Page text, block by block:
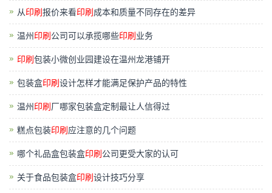
从印刷 报价来看印刷 成本和质量不同存在的差异
温州 印刷 公司可以承揽哪些印刷 业务
印刷 包装小微创业园建设在温州龙港铺开
包装盒印刷 设计怎样才能满足保护产品的特性
温州 印刷 厂哪家包装盒定制最让人信得过
糕点包装印刷 应注意的几个问题
哪个礼品盒包装盒印刷 公司更受大家的认可
关于食品包装盒印刷 设计技巧分享